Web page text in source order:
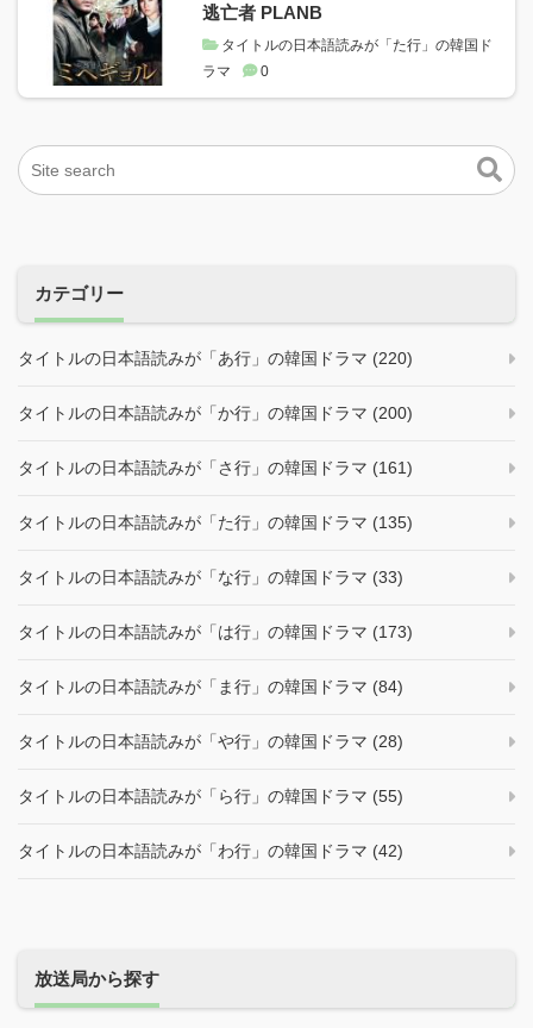
逃亡者 PLANB
タイトルの日本語読みが「た行」の韓国ド
ラマ
0
カテゴリー
タイトルの日本語読みが「あ行」の韓国ドラマ (220)
タイトルの日本語読みが「か行」の韓国ドラマ (200)
タイトルの日本語読みが「さ行」の韓国ドラマ (161)
タイトルの日本語読みが「た行」の韓国ドラマ (135)
タイトルの日本語読みが「な行」の韓国ドラマ (33)
タイトルの日本語読みが「は行」の韓国ドラマ (173)
タイトルの日本語読みが「ま行」の韓国ドラマ (84)
タイトルの日本語読みが「や行」の韓国ドラマ (28)
タイトルの日本語読みが「ら行」の韓国ドラマ (55)
タイトルの日本語読みが「わ行」の韓国ドラマ (42)
放送局から探す